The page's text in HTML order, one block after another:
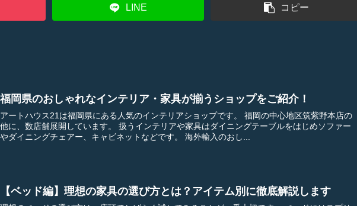
LINE コピー
福岡県のおしゃれなインテリア・家具が揃うショップをご紹介！
アートハウス21は福岡県にある人気のインテリアショップです。 福岡の中心地区筑紫野本店の
他に、数店舗展開しています。 扱うインテリアや家具はダイニングテーブルをはじめソファー
やダイニングチェアー、キャビネットなどです。 海外輸入のおし...
【ベッド編】理想の家具の選び方とは？アイテム別に徹底解説します